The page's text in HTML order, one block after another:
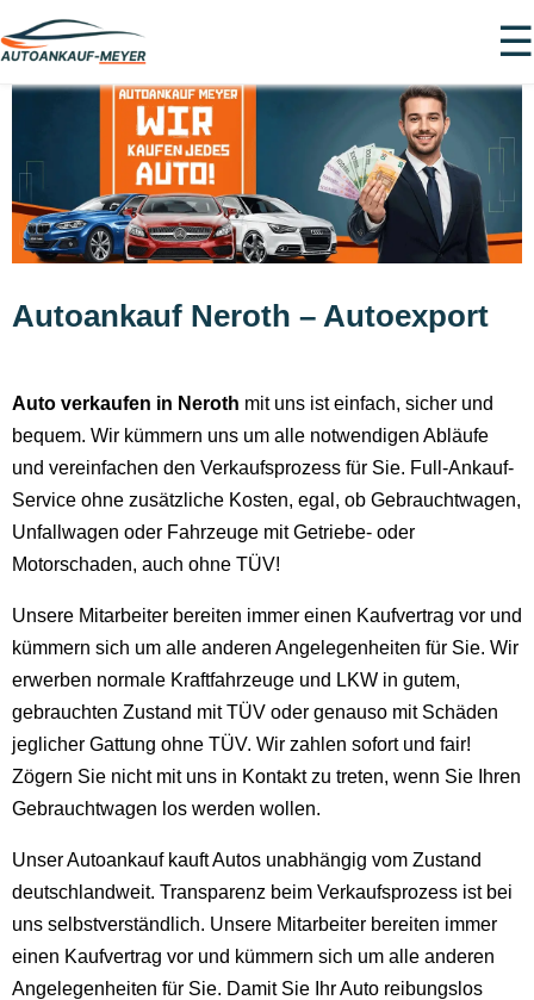
☰
Autoankauf Neroth – Autoexport
Auto verkaufen in Neroth mit uns ist einfach, sicher und
bequem. Wir kümmern uns um alle notwendigen Abläufe
und vereinfachen den Verkaufsprozess für Sie. Full-Ankauf-
Service ohne zusätzliche Kosten, egal, ob Gebrauchtwagen,
Unfallwagen oder Fahrzeuge mit Getriebe- oder
Motorschaden, auch ohne TÜV!
Unsere Mitarbeiter bereiten immer einen Kaufvertrag vor und
kümmern sich um alle anderen Angelegenheiten für Sie. Wir
erwerben normale Kraftfahrzeuge und LKW in gutem,
gebrauchten Zustand mit TÜV oder genauso mit Schäden
jeglicher Gattung ohne TÜV. Wir zahlen sofort und fair!
Zögern Sie nicht mit uns in Kontakt zu treten, wenn Sie Ihren
Gebrauchtwagen los werden wollen.
Unser Autoankauf kauft Autos unabhängig vom Zustand
deutschlandweit. Transparenz beim Verkaufsprozess ist bei
uns selbstverständlich. Unsere Mitarbeiter bereiten immer
einen Kaufvertrag vor und kümmern sich um alle anderen
Angelegenheiten für Sie. Damit Sie Ihr Auto reibungslos